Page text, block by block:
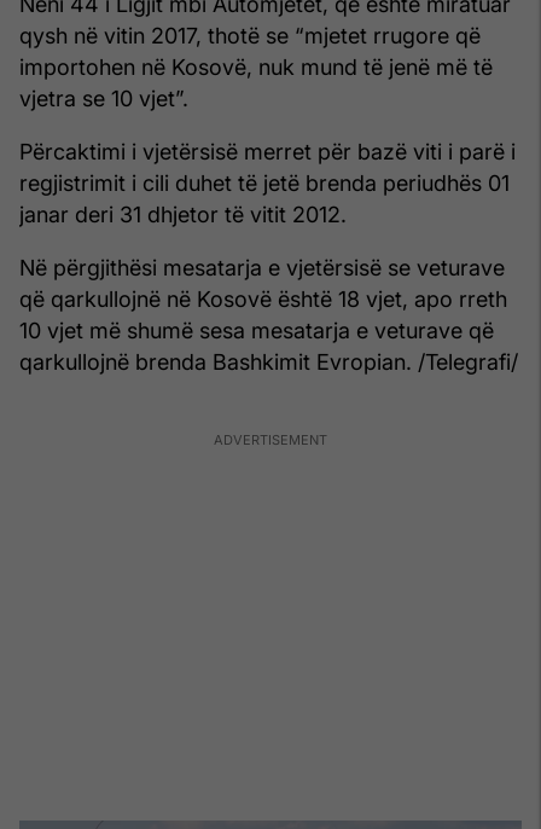
qysh në vitin 2017, thotë se “mjetet rrugore që
importohen në Kosovë, nuk mund të jenë më të
vjetra se 10 vjet”.
Përcaktimi i vjetërsisë merret për bazë viti i parë i
regjistrimit i cili duhet të jetë brenda periudhës 01
janar deri 31 dhjetor të vitit 2012.
Në përgjithësi mesatarja e vjetërsisë se veturave
që qarkullojnë në Kosovë është 18 vjet, apo rreth
10 vjet më shumë sesa mesatarja e veturave që
qarkullojnë brenda Bashkimit Evropian. /Telegrafi/